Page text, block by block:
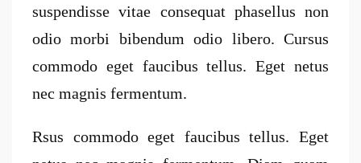
suspendisse vitae consequat phasellus non
odio morbi bibendum odio libero. Cursus
commodo eget faucibus tellus. Eget netus
nec magnis fermentum.
Rsus commodo eget faucibus tellus. Eget